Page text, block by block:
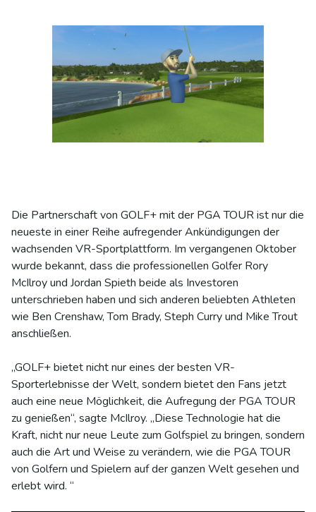
Die Partnerschaft von GOLF+ mit der PGA TOUR ist nur die
neueste in einer Reihe aufregender Ankündigungen der
wachsenden VR-Sportplattform. Im vergangenen Oktober
wurde bekannt, dass die professionellen Golfer Rory
McIlroy und Jordan Spieth beide als Investoren
unterschrieben haben und sich anderen beliebten Athleten
wie Ben Crenshaw, Tom Brady, Steph Curry und Mike Trout
anschließen.
„GOLF+ bietet nicht nur eines der besten VR-
Sporterlebnisse der Welt, sondern bietet den Fans jetzt
auch eine neue Möglichkeit, die Aufregung der PGA TOUR
zu genießen“, sagte McIlroy. „Diese Technologie hat die
Kraft, nicht nur neue Leute zum Golfspiel zu bringen, sondern
auch die Art und Weise zu verändern, wie die PGA TOUR
von Golfern und Spielern auf der ganzen Welt gesehen und
erlebt wird. “